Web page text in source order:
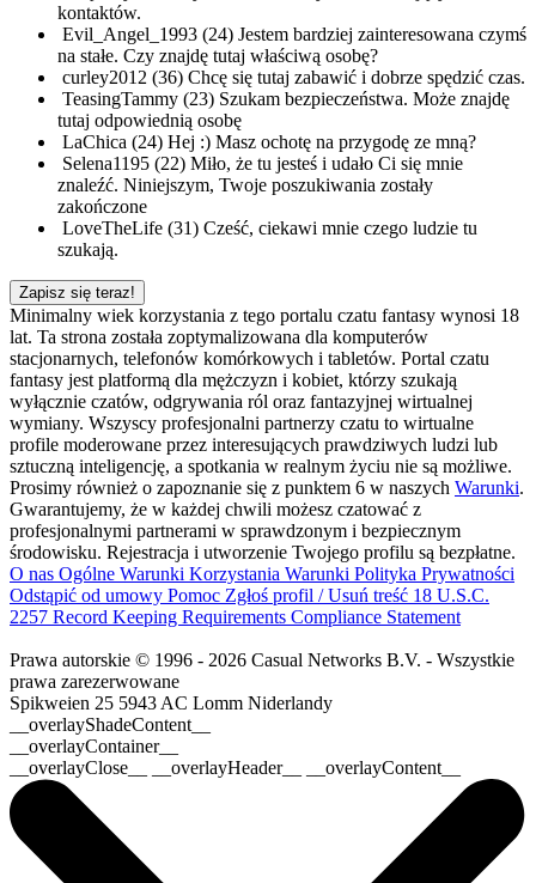
kontaktów.
Evil_Angel_1993 (24) Jestem bardziej zainteresowana czymś
na stałe. Czy znajdę tutaj właściwą osobę?
curley2012 (36) Chcę się tutaj zabawić i dobrze spędzić czas.
TeasingTammy (23) Szukam bezpieczeństwa. Może znajdę
tutaj odpowiednią osobę
LaChica (24) Hej :) Masz ochotę na przygodę ze mną?
Selena1195 (22) Miło, że tu jesteś i udało Ci się mnie
znaleźć. Niniejszym, Twoje poszukiwania zostały
zakończone
LoveTheLife (31) Cześć, ciekawi mnie czego ludzie tu
szukają.
Zapisz się teraz!
Minimalny wiek korzystania z tego portalu czatu fantasy wynosi 18
lat. Ta strona została zoptymalizowana dla komputerów
stacjonarnych, telefonów komórkowych i tabletów. Portal czatu
fantasy jest platformą dla mężczyzn i kobiet, którzy szukają
wyłącznie czatów, odgrywania ról oraz fantazyjnej wirtualnej
wymiany. Wszyscy profesjonalni partnerzy czatu to wirtualne
profile moderowane przez interesujących prawdziwych ludzi lub
sztuczną inteligencję, a spotkania w realnym życiu nie są możliwe.
Prosimy również o zapoznanie się z punktem 6 w naszych Warunki.
Gwarantujemy, że w każdej chwili możesz czatować z
profesjonalnymi partnerami w sprawdzonym i bezpiecznym
środowisku. Rejestracja i utworzenie Twojego profilu są bezpłatne.
O nas Ogólne Warunki Korzystania Warunki Polityka Prywatności
Odstąpić od umowy Pomoc Zgłoś profil / Usuń treść 18 U.S.C.
2257 Record Keeping Requirements Compliance Statement
Prawa autorskie © 1996 - 2026 Casual Networks B.V. - Wszystkie
prawa zarezerwowane
Spikweien 25 5943 AC Lomm Niderlandy
__overlayShadeContent__
__overlayContainer__
__overlayClose__ __overlayHeader__ __overlayContent__